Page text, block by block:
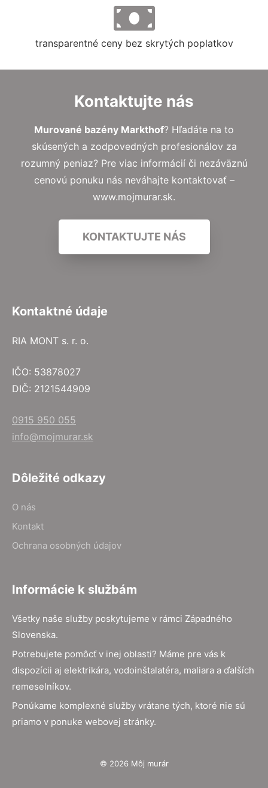
transparentné ceny bez skrytých poplatkov
Kontaktujte nás
Murované bazény Markthof? Hľadáte na to
skúsených a zodpovedných profesionálov za
rozumný peniaz? Pre viac informácií či nezáväznú
cenovú ponuku nás neváhajte kontaktovať –
www.mojmurar.sk.
KONTAKTUJTE NÁS
Kontaktné údaje
RIA MONT s. r. o.
IČO: 53878027
DIČ: 2121544909
0915 950 055
info@mojmurar.sk
Dôležité odkazy
O nás
Kontakt
Ochrana osobných údajov
Informácie k službám
Všetky naše služby poskytujeme v rámci Západného
Slovenska.
Potrebujete pomôcť v inej oblasti? Máme pre vás k
dispozícii aj elektrikára, vodoinštalatéra, maliara a ďalších
remeselníkov.
Ponúkame komplexné služby vrátane tých, ktoré nie sú
priamo v ponuke webovej stránky.
© 2026 Môj murár